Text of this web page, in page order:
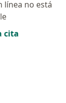
línea no está
cita